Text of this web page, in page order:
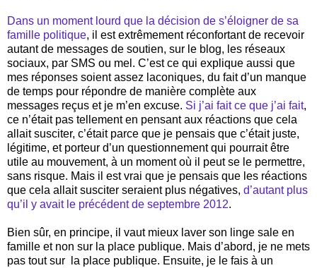
Dans un moment lourd que la décision de s’éloigner de sa
famille politique, il est extrêmement réconfortant de recevoir
autant de messages de soutien, sur le blog, les réseaux
sociaux, par SMS ou mel. C’est ce qui explique aussi que
mes réponses soient assez laconiques, du fait d’un manque
de temps pour répondre de manière complète aux
messages reçus et je m’en excuse. Si j’ai fait ce que j’ai fait,
ce n’était pas tellement en pensant aux réactions que cela
allait susciter, c’était parce que je pensais que c’était juste,
légitime, et porteur d’un questionnement qui pourrait être
utile au mouvement, à un moment où il peut se le permettre,
sans risque. Mais il est vrai que je pensais que les réactions
que cela allait susciter seraient plus négatives, d’autant plus
qu’il y avait le précédent de septembre 2012.
Bien sûr, en principe, il vaut mieux laver son linge sale en
famille et non sur la place publique. Mais d’abord, je ne mets
pas tout sur
la place publique. Ensuite, je le fais à un